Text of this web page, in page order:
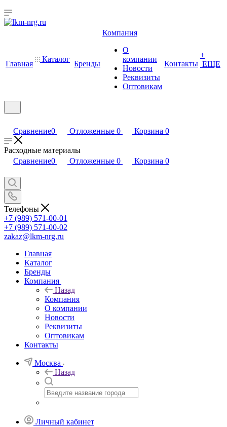
Главная
Каталог
Бренды
Компания
О
компании
Новости
Реквизиты
Оптовикам
Контакты
+
ЕЩЕ
Сравнение0 Отложенные 0 Корзина 0
Расходные материалы
Сравнение0 Отложенные 0 Корзина 0
Телефоны
+7 (989) 571-00-01
+7 (989) 571-00-02
zakaz@lkm-nrg.ru
Главная
Каталог
Бренды
Компания
Назад
Компания
О компании
Новости
Реквизиты
Оптовикам
Контакты
Москва
Назад
Личный кабинет